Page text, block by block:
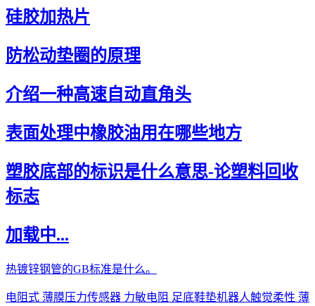
硅胶加热片
防松动垫圈的原理
介绍一种高速自动直角头
表面处理中橡胶油用在哪些地方
塑胶底部的标识是什么意思-论塑料回收
标志
加载中...
热镀锌钢管的GB标准是什么。
电阻式 薄膜压力传感器 力敏电阻 足底鞋垫机器人触觉柔性 薄